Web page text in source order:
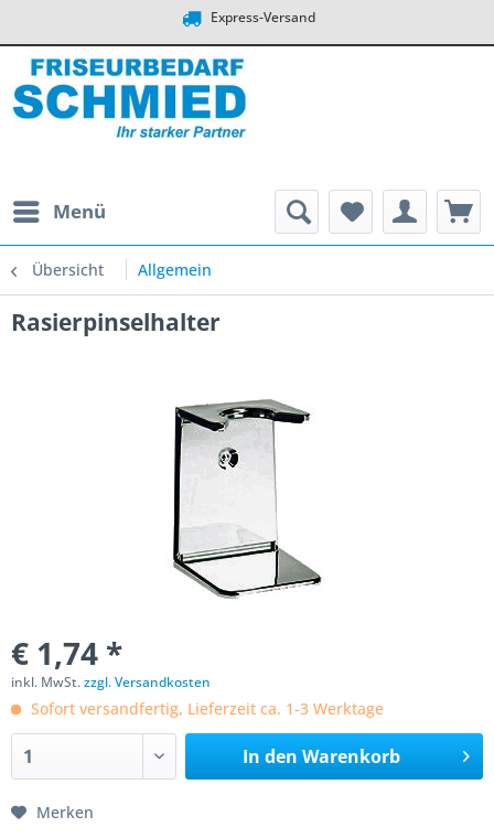
Express-Versand
Menü
Übersicht Allgemein
Rasierpinselhalter
€ 1,74 *
inkl. MwSt.zzgl. Versandkosten
Sofort versandfertig, Lieferzeit ca. 1-3 Werktage
In den Warenkorb
Merken